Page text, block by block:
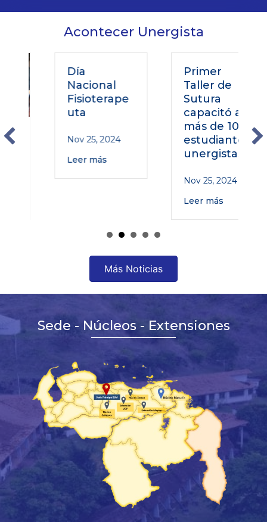
Acontecer Unergista
Nacional
Fisioterape
uta
Nov 25, 2024
Leer más
Primer
Taller de
Sutura
capacitó a
más de 100
estudiantes
unergistas
Nov 25, 2024
Leer más
Más Noticias
Sede - Núcleos - Extensiones